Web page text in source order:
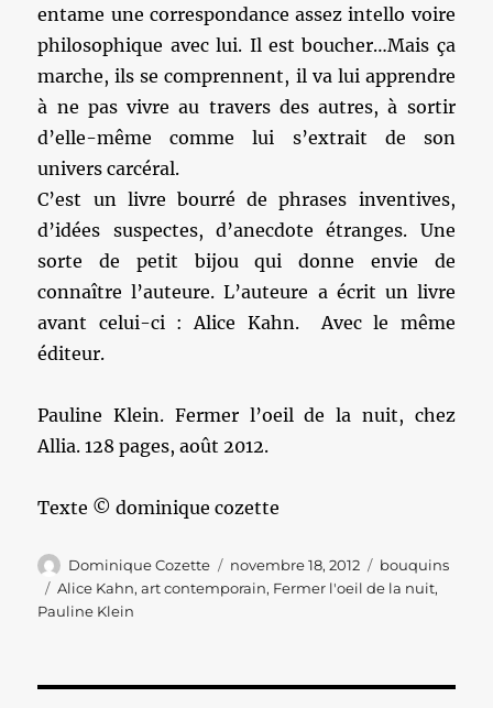
entame une correspondance assez intello voire
philosophique avec lui. Il est boucher…Mais ça
marche, ils se comprennent, il va lui apprendre
à ne pas vivre au travers des autres, à sortir
d’elle-même comme lui s’extrait de son
univers carcéral.
C’est un livre bourré de phrases inventives,
d’idées suspectes, d’anecdote étranges. Une
sorte de petit bijou qui donne envie de
connaître l’auteure. L’auteure a écrit un livre
avant celui-ci : Alice Kahn. Avec le même
éditeur.
Pauline Klein. Fermer l’oeil de la nuit, chez
Allia. 128 pages, août 2012.
Texte © dominique cozette
Auteur
Dominique Cozette
Publié
le
novembre 18, 2012 Catégories
bouquins
Étiquettes
Alice Kahn,art contemporain, Fermer l'oeil de la nuit,
Pauline Klein